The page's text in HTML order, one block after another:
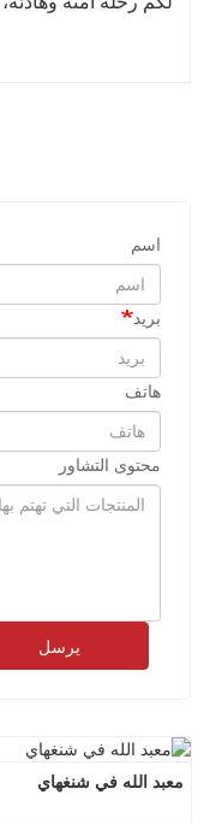
اسم
بريد
هاتف
محتوى التشاور
يرسل
معبد الله في شنغهاي